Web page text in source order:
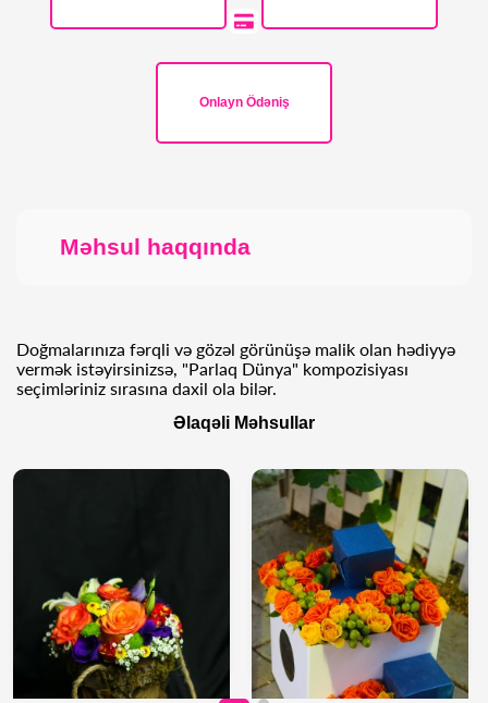
Onlayn Ödəniş
Məhsul haqqında
Doğmalarınıza fərqli və gözəl görünüşə malik olan hədiyyə
vermək istəyirsinizsə, "Parlaq Dünya" kompozisiyası
seçimləriniz sırasına daxil ola bilər.
Əlaqəli Məhsullar